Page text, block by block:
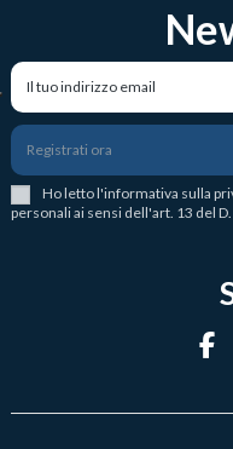
Registrati ora
Ho letto l'informativa sulla
personali ai sensi dell'art. 13 del D.